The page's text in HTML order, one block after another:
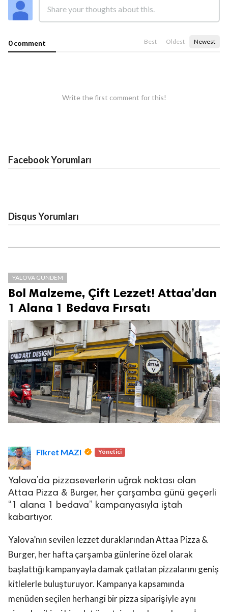
0 comment Best Oldest Newest
Write the first comment for this!
Facebook Yorumları
Disqus Yorumları
YALOVA GÜNDEM
Bol Malzeme, Çift Lezzet! Attaa’dan
1 Alana 1 Bedava Fırsatı
Fikret MAZI Yönetici
Yalova’da pizzaseverlerin uğrak noktası olan
Attaa Pizza & Burger, her çarşamba günü geçerli
“1 alana 1 bedava” kampanyasıyla iştah
kabartıyor.
Yalova’nın sevilen lezzet duraklarından Attaa Pizza &
Burger, her hafta çarşamba günlerine özel olarak
başlattığı kampanyayla damak çatlatan pizzalarını geniş
kitlelerle buluşturuyor. Kampanya kapsamında
menüden seçilen herhangi bir pizza siparişiyle aynı